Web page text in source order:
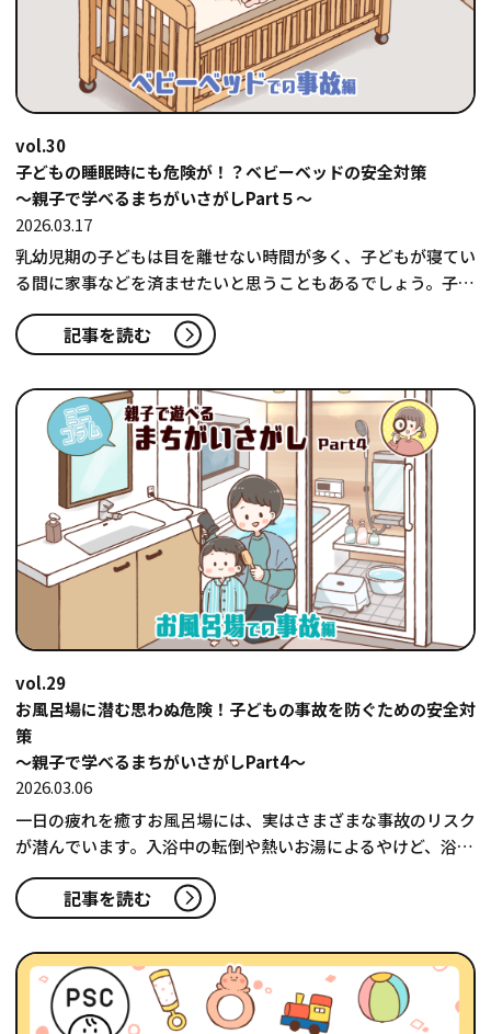
vol.30
子どもの睡眠時にも危険が！？ベビーベッドの安全対策
〜親子で学べるまちがいさがしPart５〜
2026.03.17
乳幼児期の子どもは目を離せない時間が多く、子どもが寝てい
る間に家事などを済ませたいと思うこともあるでしょう。子ど
もが思わぬ事故にあわない…
記事を読む
vol.29
お風呂場に潜む思わぬ危険！子どもの事故を防ぐための安全対
策
〜親子で学べるまちがいさがしPart4〜
2026.03.06
一日の疲れを癒すお風呂場には、実はさまざまな事故のリスク
が潜んでいます。入浴中の転倒や熱いお湯によるやけど、浴槽
の残し湯での溺れなど、思…
記事を読む